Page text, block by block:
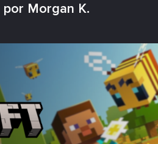
por Morgan K.